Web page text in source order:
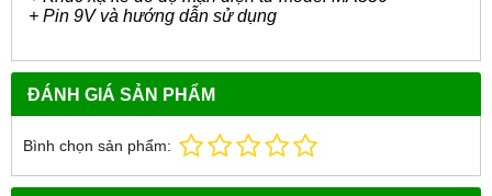
+ Pin 9V và hướng dẫn sử dụng
ĐÁNH GIÁ SẢN PHẨM
Bình chọn sản phẩm: